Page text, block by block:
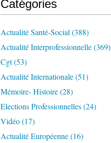
Catégories
Actualité Santé-Social (388)
Actualité Interprofessionnelle(369)
Cgt(53)
Actualité Internationale(51)
Mémoire- Histoire(28)
Elections Professionnelles(24)
Vidéo(17)
Actualité Européenne(16)